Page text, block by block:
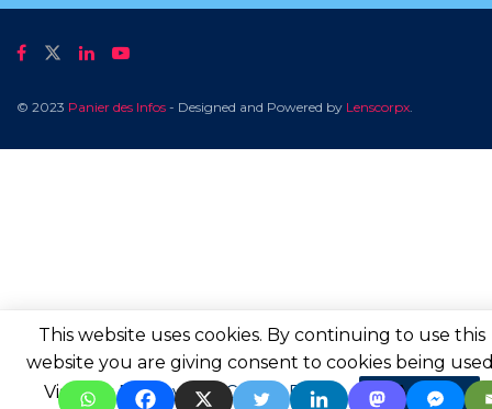
© 2023 Panier des Infos - Designed and Powered by Lenscorpx
This website uses cookies. By continuing to use this
website you are giving consent to cookies being
Visit ourPrivacy and Cookie Policy . I Agree